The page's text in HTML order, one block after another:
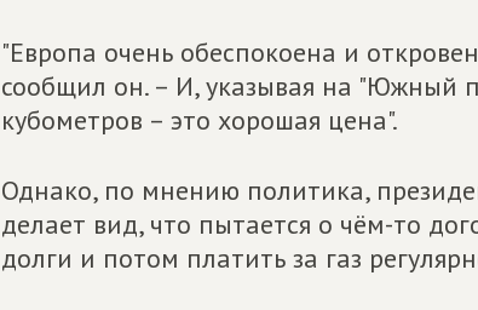
"Европа очень обеспокоена и
сообщил он. – И, указывая на "Южный
кубометров – это хорошая цена".
Однако, по мнению политика,
делает вид, что пытается о чём-то
долги и потом платить за газ